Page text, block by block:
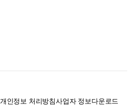
개인정보 처리방침사업자 정보다운로드